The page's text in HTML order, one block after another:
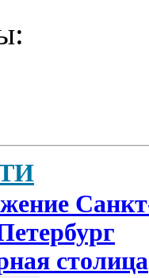
столица